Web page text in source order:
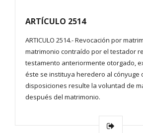
ARTÍCULO 2514
ARTICULO 2514.- Revocación por
matrimonio contraído por el testador
testamento anteriormente otorgado,
éste se instituya heredero al cónyuge
disposiciones resulte la voluntad de
después del matrimonio.